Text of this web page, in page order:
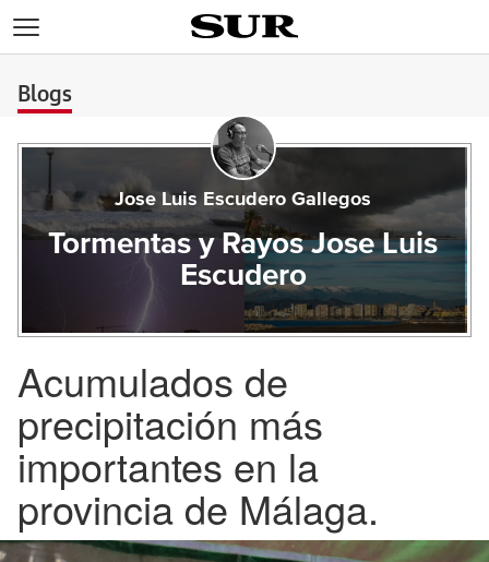
Blogs
Jose Luis Escudero Gallegos
Tormentas y Rayos Jose Luis
Escudero
Acumulados de
precipitación más
importantes en la
provincia de Málaga.